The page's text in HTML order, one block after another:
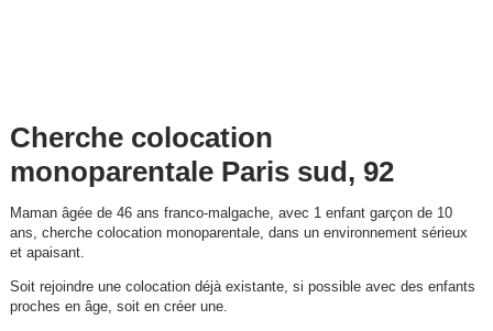
Cherche colocation
monoparentale Paris sud, 92
Maman âgée de 46 ans franco-malgache, avec 1 enfant garçon de 10
ans, cherche colocation monoparentale, dans un environnement sérieux
et apaisant.
Soit rejoindre une colocation déjà existante, si possible avec des enfants
proches en âge, soit en créer une.